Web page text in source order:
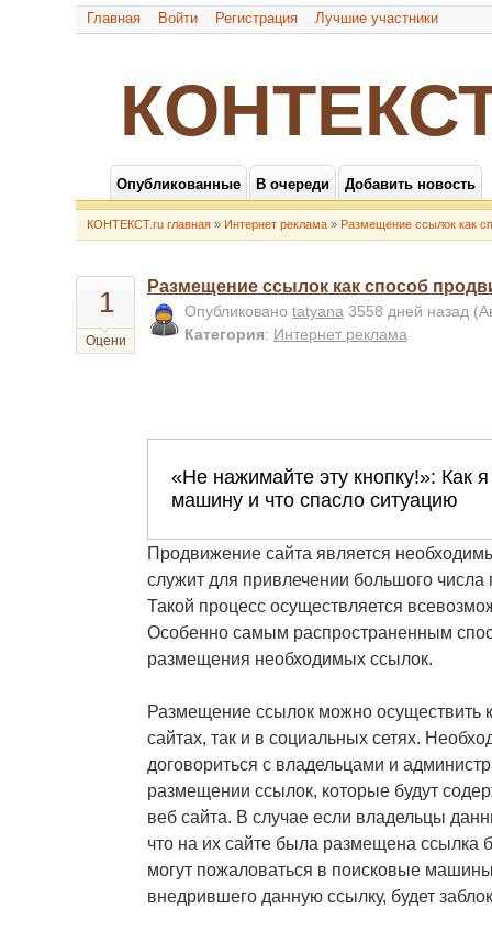
Главная Войти Регистрация Лучшие участники
Опубликованные В очереди Добавить новость
КОНТЕКСТ.ru главная » Интернет реклама » Размещение ссылок как
1
Оцени
Размещение ссылок как способ
Опубликовано tatyana 3558 дней назад
Категория: Интернет реклама
Продвижение сайта является
служит для привлечении большого числа
Такой процесс осуществляется
Особенно самым распространенным
размещения необходимых ссылок.
Размещение ссылок можно осуществить
сайтах, так и в социальных сетях.
договориться с владельцами и
размещении ссылок, которые будут
веб сайта. В случае если владельцы
что на их сайте была размещена ссылка
могут пожаловаться в поисковые
внедрившего данную ссылку, будет